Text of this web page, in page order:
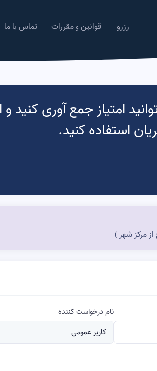
رزرو قوانین و مقررات تماس با ما
امتیاز جمع آوری
استفاده کنید.
مرکز شهر )
نام درخواست کننده
کاربر عمومی